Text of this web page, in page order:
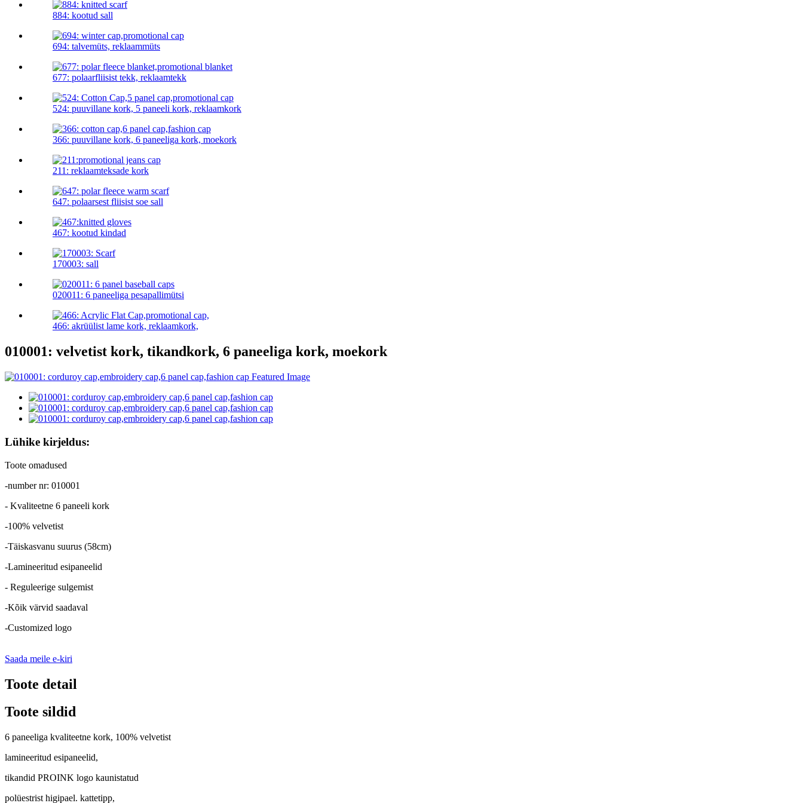
884: kootud sall
694: talvemüts, reklaammüts
677: polaarfliisist tekk, reklaamtekk
524: puuvillane kork, 5 paneeli kork, reklaamkork
366: puuvillane kork, 6 paneeliga kork, moekork
211: reklaamteksade kork
647: polaarsest fliisist soe sall
467: kootud kindad
170003: sall
020011: 6 paneeliga pesapallimütsi
466: akrüülist lame kork, reklaamkork,
010001: velvetist kork, tikandkork, 6 paneeliga kork, moekork
Lühike kirjeldus:
Toote omadused
-number nr: 010001
- Kvaliteetne 6 paneeli kork
-100% velvetist
-Täiskasvanu suurus (58cm)
-Lamineeritud esipaneelid
- Reguleerige sulgemist
-Kõik värvid saadaval
-Customized logo
Saada meile e-kiri
Toote detail
Toote sildid
6 paneeliga kvaliteetne kork, 100% velvetist
lamineeritud esipaneelid,
tikandid PROINK logo kaunistatud
polüestrist higipael. kattetipp,